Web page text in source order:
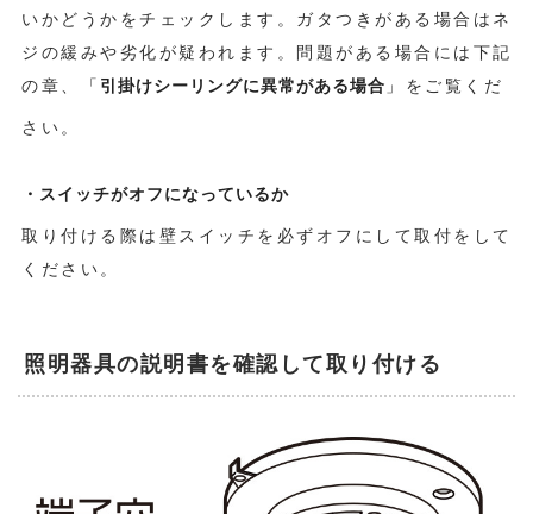
いかどうかをチェックします。ガタつきがある場合はネ
ジの緩みや劣化が疑われます。問題がある場合には下記
の章、「 引掛けシーリングに異常がある場合 」をご覧くだ
さい。
・スイッチがオフになっているか
取り付ける際は壁スイッチを必ずオフにして取付をして
ください。
照明器具の説明書を確認して取り付ける